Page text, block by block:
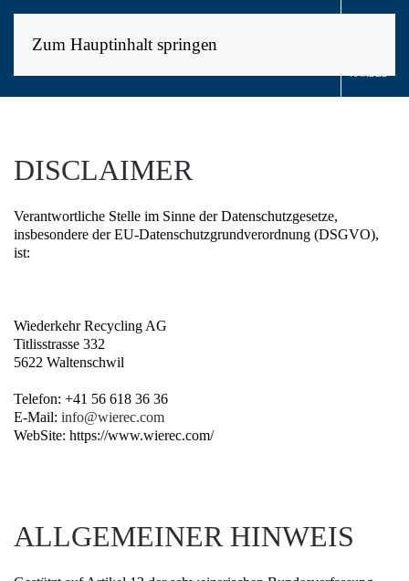
Zum Hauptinhalt springen
DISCLAIMER
Verantwortliche Stelle im Sinne der Datenschutzgesetze,
insbesondere der EU-Datenschutzgrundverordnung (DSGVO),
ist:
Wiederkehr Recycling AG
Titlisstrasse 332
5622 Waltenschwil
Telefon: +41 56 618 36 36
E-Mail: moc.cereiw@ofni
WebSite: https://www.wierec.com/
ALLGEMEINER HINWEIS